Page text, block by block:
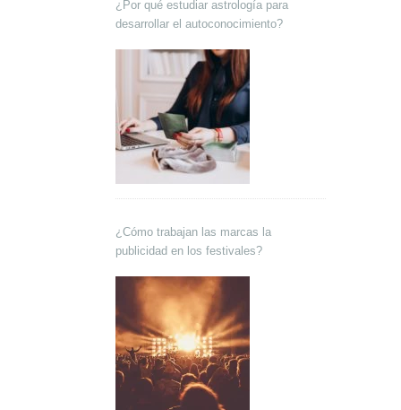
¿Por qué estudiar astrología para
desarrollar el autoconocimiento?
¿Cómo trabajan las marcas la
publicidad en los festivales?